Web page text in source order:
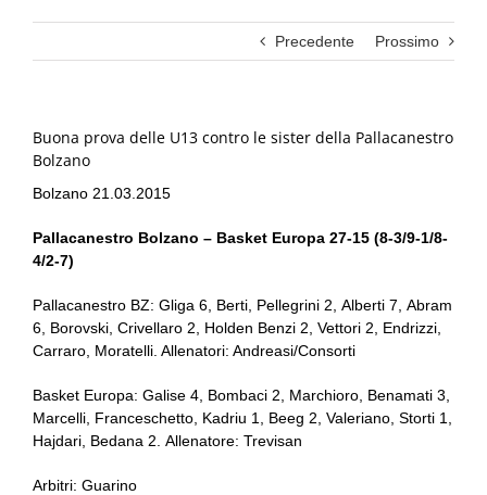
Precedente Prossimo
Buona prova delle U13 contro le sister della Pallacanestro
Bolzano
Bolzano 21.03.2015
Pallacanestro Bolzano – Basket Europa 27-15 (8-3/9-1/8-
4/2-7)
Pallacanestro BZ: Gliga 6, Berti, Pellegrini 2, Alberti 7, Abram
6, Borovski, Crivellaro 2, Holden Benzi 2, Vettori 2, Endrizzi,
Carraro, Moratelli. Allenatori: Andreasi/Consorti
Basket Europa: Galise 4, Bombaci 2, Marchioro, Benamati 3,
Marcelli, Franceschetto, Kadriu 1, Beeg 2, Valeriano, Storti 1,
Hajdari, Bedana 2. Allenatore: Trevisan
Arbitri: Guarino